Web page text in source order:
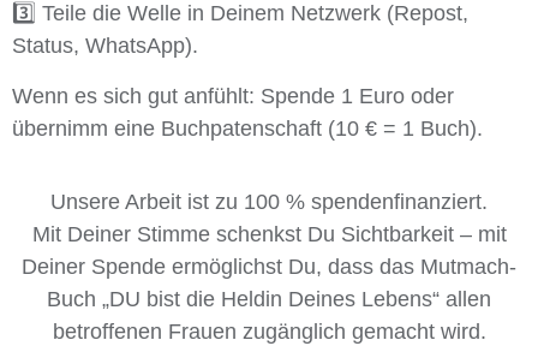
3️⃣ Teile die Welle in Deinem Netzwerk (Repost,
Status, WhatsApp).
Wenn es sich gut anfühlt: Spende 1 Euro oder
übernimm eine Buchpatenschaft (10 € = 1 Buch).
Unsere Arbeit ist zu 100 % spendenfinanziert.
Mit Deiner Stimme schenkst Du Sichtbarkeit – mit
Deiner Spende ermöglichst Du, dass das Mutmach-
Buch „DU bist die Heldin Deines Lebens“ allen
betroffenen Frauen zugänglich gemacht wird.